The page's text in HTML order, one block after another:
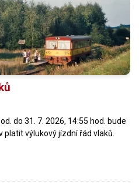
do 31. 7. 2026, 14:55 hod. bude
výlukový jízdní řád vlaků.